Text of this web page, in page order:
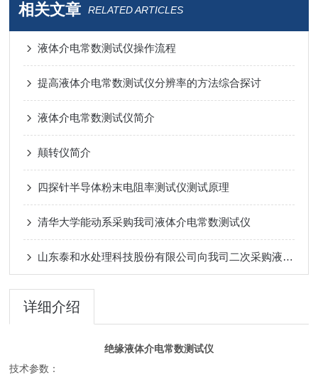
相关文章 RELATED ARTICLES
液体介电常数测试仪操作流程
提高液体介电常数测试仪分辨率的方法综合探讨
液体介电常数测试仪简介
颠转仪简介
四探针半导体粉末电阻率测试仪测试原理
清华大学能动系采购我司液体介电常数测试仪
山东泰和水处理科技股份有限公司向我司二次采购液体介电常数测试仪
详细介绍
绝缘液体介电常数测试仪
技术参数：